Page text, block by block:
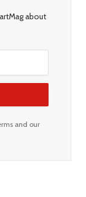
about
and our